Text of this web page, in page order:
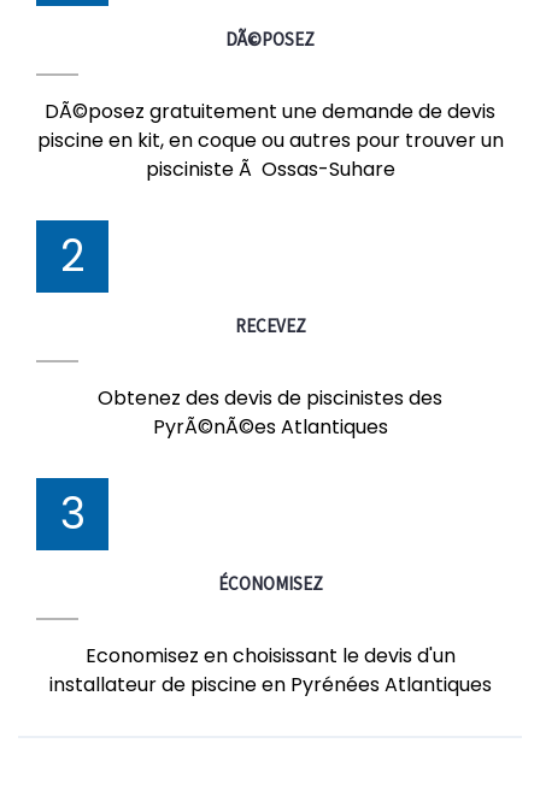
DÃ©POSEZ
DÃ©posez gratuitement une demande de devis
piscine en kit, en coque ou autres pour trouver un
pisciniste Ã Ossas-Suhare
2
RECEVEZ
Obtenez des devis de piscinistes des
PyrÃ©nÃ©es Atlantiques
3
ÉCONOMISEZ
Economisez en choisissant le devis d'un
installateur de piscine en Pyrénées Atlantiques